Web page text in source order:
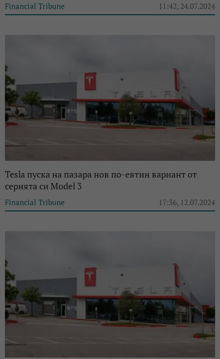
Financial Tribune 11:42, 24.07.2024
Tesla пуска на пазара нов по-евтин вариант от
серията си Model 3
Financial Tribune 17:36, 12.07.2024